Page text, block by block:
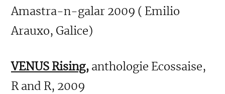
Amastra-n-galar 2009 ( Emilio
Arauxo, Galice)
VENUS Rising, anthologie Ecossaise,
R and R, 2009